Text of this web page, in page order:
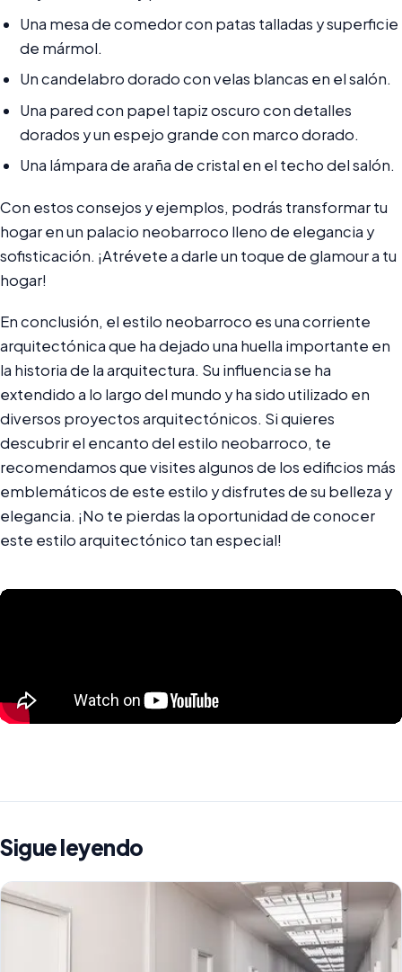
Una mesa de comedor con patas talladas y superficie
de mármol.
Un candelabro dorado con velas blancas en el salón.
Una pared con papel tapiz oscuro con detalles
dorados y un espejo grande con marco dorado.
Una lámpara de araña de cristal en el techo del salón.
Con estos consejos y ejemplos, podrás transformar tu
hogar en un palacio neobarroco lleno de elegancia y
sofisticación. ¡Atrévete a darle un toque de glamour a tu
hogar!
En conclusión, el estilo neobarroco es una corriente
arquitectónica que ha dejado una huella importante en
la historia de la arquitectura. Su influencia se ha
extendido a lo largo del mundo y ha sido utilizado en
diversos proyectos arquitectónicos. Si quieres
descubrir el encanto del estilo neobarroco, te
recomendamos que visites algunos de los edificios más
emblemáticos de este estilo y disfrutes de su belleza y
elegancia. ¡No te pierdas la oportunidad de conocer
este estilo arquitectónico tan especial!
Sigue leyendo